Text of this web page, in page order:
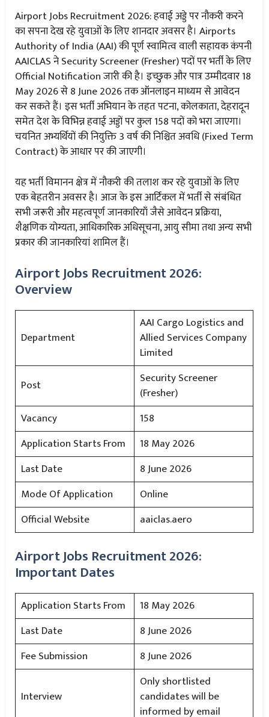
Airport Jobs Recruitment 2026: हवाई अड्डे पर नौकरी करने
का सपना देख रहे युवाओं के लिए शानदार अवसर है। Airports
Authority of India (AAI) की पूर्ण स्वामित्व वाली सहायक कंपनी
AAICLAS ने Security Screener (Fresher) पदों पर भर्ती के लिए
Official Notification जारी की है। इच्छुक और पात्र उम्मीदवार 18
May 2026 से 8 June 2026 तक ऑनलाइन माध्यम से आवेदन
कर सकते हैं। इस भर्ती अभियान के तहत पटना, कोलकाता, देहरादून
समेत देश के विभिन्न हवाई अड्डों पर कुल 158 पदों को भरा जाएगा।
चयनित अभ्यर्थियों की नियुक्ति 3 वर्ष की निश्चित अवधि (Fixed Term
Contract) के आधार पर की जाएगी।
यह भर्ती विमानन क्षेत्र में नौकरी की तलाश कर रहे युवाओं के लिए
एक बेहतरीन अवसर है। आज के इस आर्टिकल में भर्ती से संबंधित
सभी जरूरी और महत्वपूर्ण जानकारियाँ जैसे आवेदन प्रक्रिया,
शैक्षणिक योग्यता, आधिकारिक अधिसूचना, आयु सीमा तथा अन्य सभी
प्रकार की जानकारियां शामिल हैं।
Airport Jobs Recruitment 2026:
Overview
Department
AAI Cargo Logistics and
Allied Services Company
Limited
Post
Security Screener
(Fresher)
Vacancy
158
Application Starts From
18 May 2026
Last Date
8 June 2026
Mode Of Application
Online
Official Website
aaiclas.aero
Airport Jobs Recruitment 2026:
Important Dates
Application Starts From
18 May 2026
Last Date
8 June 2026
Fee Submission
8 June 2026
Interview
Only shortlisted
candidates will be
informed by email